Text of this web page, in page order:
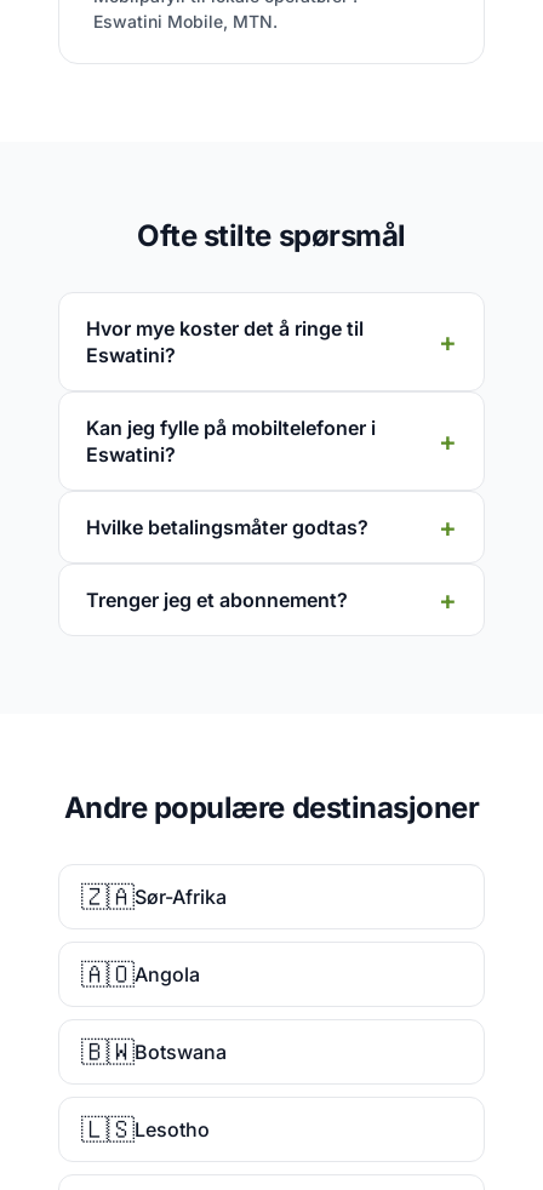
Eswatini Mobile, MTN.
Ofte stilte spørsmål
Hvor mye koster det å ringe til
Eswatini?
Kan jeg fylle på mobiltelefoner i
Eswatini?
Hvilke betalingsmåter godtas?
Trenger jeg et abonnement?
Andre populære destinasjoner
🇿🇦Sør-Afrika
🇦🇴Angola
🇧🇼Botswana
🇱🇸Lesotho